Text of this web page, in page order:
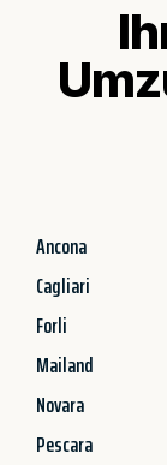
Ancona
Cagliari
Forli
Mailand
Novara
Pescara